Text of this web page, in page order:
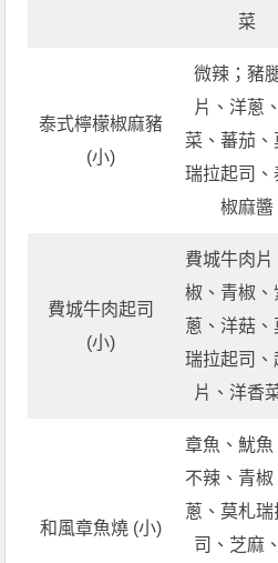
菜
泰式檸檬椒麻豬
(小)
微辣；豬
片、洋蔥
菜、蕃茄、
瑞拉起司、
椒麻醬
費城牛肉起司
(小)
費城牛肉片
椒、青椒、
蔥、洋菇、
瑞拉起司、
片、洋香
和風章魚燒 (小)
章魚、魷魚
不辣、青椒
蔥、莫札瑞
司、芝麻